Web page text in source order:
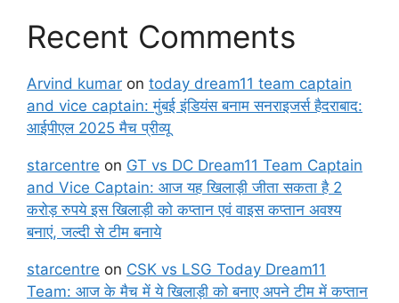
Recent Comments
Arvind kumar on today dream11 team captain
and vice captain: मुंबई इंडियंस बनाम सनराइजर्स हैदराबाद:
आईपीएल 2025 मैच प्रीव्यू
starcentre on GT vs DC Dream11 Team Captain
and Vice Captain: आज यह खिलाड़ी जीता सकता है 2
करोड़ रुपये इस खिलाड़ी को कप्तान एवं वाइस कप्तान अवश्य
बनाएं, जल्दी से टीम बनाये
starcentre on CSK vs LSG Today Dream11
Team: आज के मैच में ये खिलाड़ी को बनाए अपने टीम में कप्तान